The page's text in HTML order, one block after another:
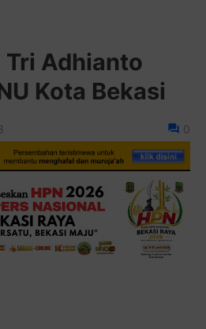
Adhianto
Kota Bekasi
0